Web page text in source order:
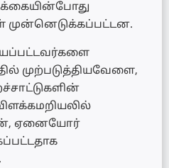
முற்படுத்தியவேளை,
ஏனையோர்